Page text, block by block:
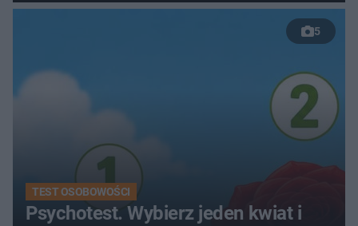
5
TEST OSOBOWOŚCI
Psychotest. Wybierz jeden kwiat i